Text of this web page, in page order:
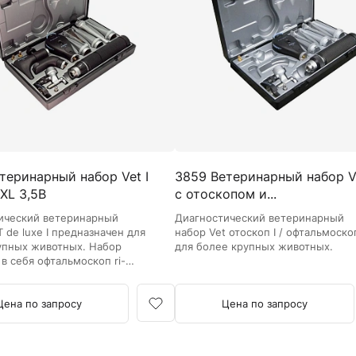
Камертоны и наборы
Камертоны
Наборы камертонов
Медицинские светильники
Запасные части к медицинским светильникам
Медицинские осветители
Аксессуары для komprimeter
Манжеты для komprimeter
Пневможгуты komprimeter
Пульсоксиметры ri-fox N
Термометры и аксессуары
набор Vet I
3,5В
ветеринарный
de luxe I предназначен для
животных. Набор
себя офтальмоскоп ri-
по запросу
3859 Ветеринарный набор
с отоскопом и...
Диагностический ветеринарный
набор Vet отоскоп I /
для более крупных животных.
Цена по запросу